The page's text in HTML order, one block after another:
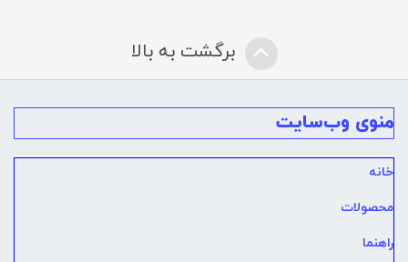
برگشت به بالا
منوی وب‌سایت
خانه
محصولات
راهنما